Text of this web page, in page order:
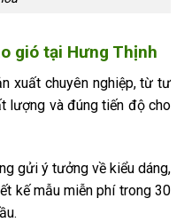
gió tại Hưng Thịnh
xuất chuyên nghiệp, từ tư
lượng và đúng tiến độ cho
gửi ý tưởng về kiểu dáng,
kế mẫu miễn phí trong 30